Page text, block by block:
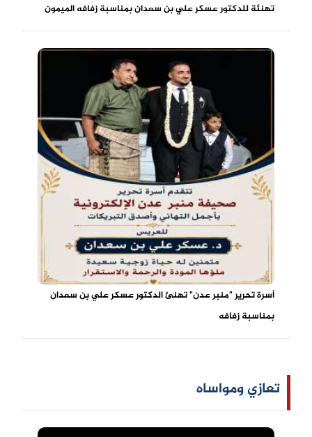
تهنئة للدكتور عسكر علي بن سعدان بمناسبة زفافه الميمون
أسرة تحرير "منبر عدن" تهنئ الدكتور عسكر علي بن سعدان
بمناسبة زفافه
تعازي ومواساه